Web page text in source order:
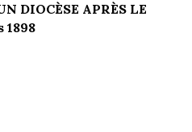
DIOCÈSE APRÈS LE
1898